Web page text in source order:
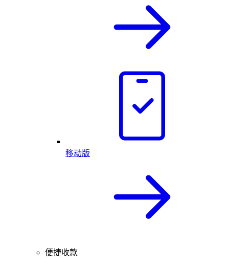
移动版
便捷收款